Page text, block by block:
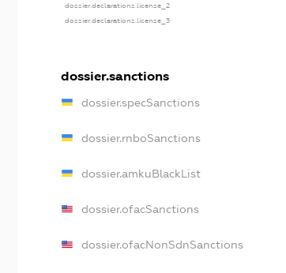
dossier.declarations.license_2
dossier.declarations.license_3
dossier.sanctions
dossier.specSanctions
dossier.rnboSanctions
dossier.amkuBlackList
dossier.ofacSanctions
dossier.ofacNonSdnSanctions